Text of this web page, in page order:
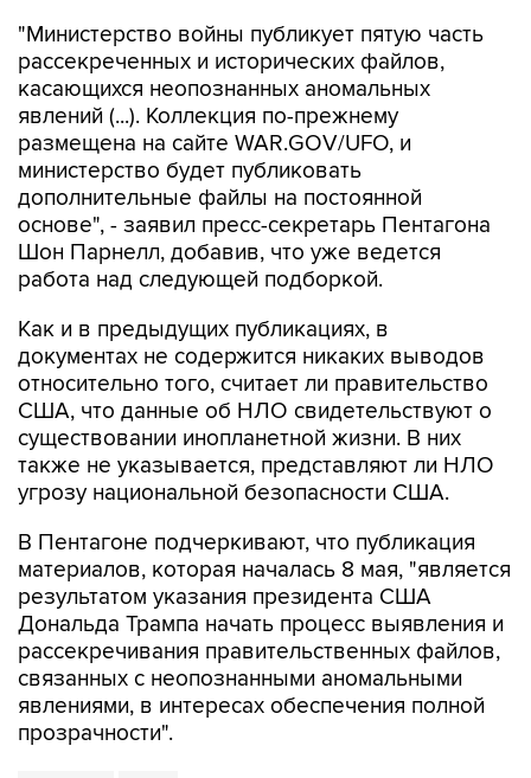
"Министерство войны публикует пятую часть
рассекреченных и исторических файлов,
касающихся неопознанных аномальных
явлений (...). Коллекция по-прежнему
размещена на сайте WAR.GOV/UFO, и
министерство будет публиковать
дополнительные файлы на постоянной
основе", - заявил пресс-секретарь Пентагона
Шон Парнелл, добавив, что уже ведется
работа над следующей подборкой.
Как и в предыдущих публикациях, в
документах не содержится никаких выводов
относительно того, считает ли правительство
США, что данные об НЛО свидетельствуют о
существовании инопланетной жизни. В них
также не указывается, представляют ли НЛО
угрозу национальной безопасности США.
В Пентагоне подчеркивают, что публикация
материалов, которая началась 8 мая, "является
результатом указания президента США
Дональда Трампа начать процесс выявления и
рассекречивания правительственных файлов,
связанных с неопознанными аномальными
явлениями, в интересах обеспечения полной
прозрачности".